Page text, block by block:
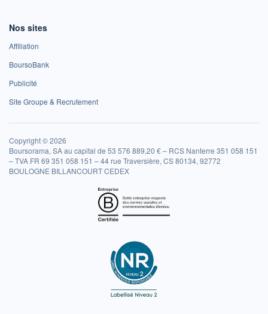
Nos sites
Affiliation
BoursoBank
Publicité
Site Groupe & Recrutement
Copyright © 2026
Boursorama, SA au capital de 53 576 889,20 € – RCS Nanterre 351 058 151
– TVA FR 69 351 058 151 – 44 rue Traversière, CS 80134, 92772
BOULOGNE BILLANCOURT CEDEX